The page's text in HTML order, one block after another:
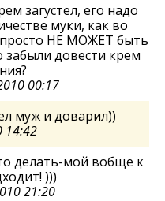
загустел, его надо
муки, как во
НЕ МОЖЕТ быть
довести крем
00:17
муж и доварил))
14:42
делать-мой вобще к
)))
21:20